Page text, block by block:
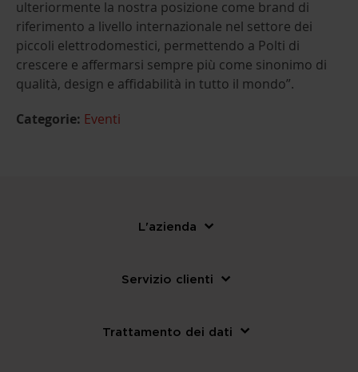
ulteriormente la nostra posizione come brand di
riferimento a livello internazionale nel settore dei
piccoli elettrodomestici, permettendo a Polti di
crescere e affermarsi sempre più come sinonimo di
qualità, design e affidabilità in tutto il mondo”.
Categorie: Eventi
L'azienda
Servizio clienti
Trattamento dei dati